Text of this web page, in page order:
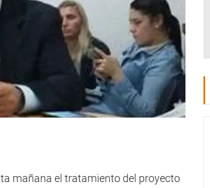
mañana el tratamiento del proyecto